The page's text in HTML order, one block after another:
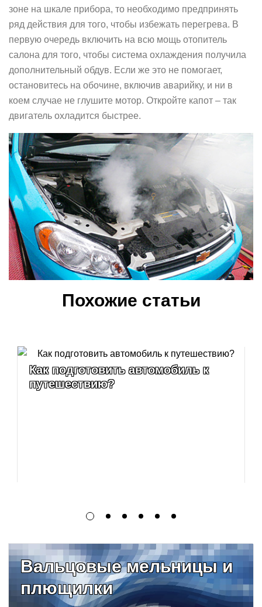
зоне на шкале прибора, то необходимо предпринять
ряд действия для того, чтобы избежать перегрева. В
первую очередь включить на всю мощь отопитель
салона для того, чтобы система охлаждения получила
дополнительный обдув. Если же это не помогает,
остановитесь на обочине, включив аварийку, и ни в
коем случае не глушите мотор. Откройте капот – так
двигатель охладится быстрее.
Похожие статьи
Как подготовить автомобиль к
путешествию?
Вальцовые мельницы и
плющилки